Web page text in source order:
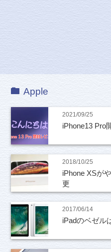
Apple
2021/09/25
iPhone13 Pro
2018/10/25
iPhone XSが
更
2017/06/14
iPadのベゼル